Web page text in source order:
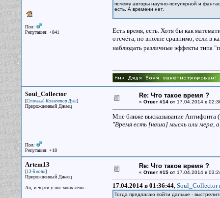
Пол:
Репутация: +841
почему авторы научно-популярной и
есть. А времени нет.
Есть время, есть. Хотя бы как
отсчёта, но вполне сравнимо, если в
наблюдать различные эффекты типа
Soul_Collector
[Сточный Коллектор Душ]
Прирожденный Джаец
Пол:
Репутация: +18
Re: Что такое время ?
« Ответ #14 от17.04.2014 в
Мне ближе высказывание
"Время есть [наша] мысль или мера,
Artem13
[13-й воин]
Прирожденный Джаец
Ап, и черти у ног моих сели...
Re: Что такое время ?
« Ответ #15 от17.04.2014 в
17.04.2014 в 01:36:44, Soul_Collector
Тогда предлагаю пойти дальше -